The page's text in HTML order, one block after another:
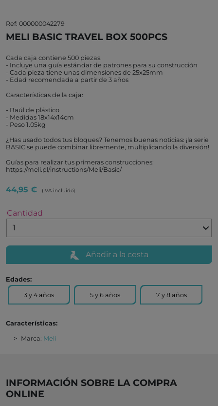
Ref: 000000042279
MELI BASIC TRAVEL BOX 500PCS
Cada caja contiene 500 piezas.
- Incluye una guía estándar de patrones para su construcción
- Cada pieza tiene unas dimensiones de 25x25mm
- Edad recomendada a partir de 3 años
Características de la caja:
- Baúl de plástico
- Medidas 18x14x14cm
- Peso 1.05kg
¿Has usado todos tus bloques? Tenemos buenas noticias: ¡la serie
BASIC se puede combinar libremente, multiplicando la diversión!
Guías para realizar tus primeras construcciones:
https://meli.pl/instructions/Meli/Basic/
44,95 € (IVA incluido)
Cantidad
Añadir a la cesta
Edades:
3 y 4 años 5 y 6 años 7 y 8 años
Características:
Marca: Meli
INFORMACIÓN SOBRE LA COMPRA
ONLINE